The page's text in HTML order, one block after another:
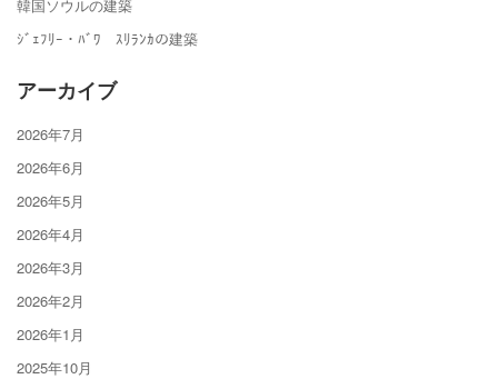
韓国ソウルの建築
ｼﾞｪﾌﾘｰ・ﾊﾞﾜ ｽﾘﾗﾝｶの建築
アーカイブ
2026年7月
2026年6月
2026年5月
2026年4月
2026年3月
2026年2月
2026年1月
2025年10月